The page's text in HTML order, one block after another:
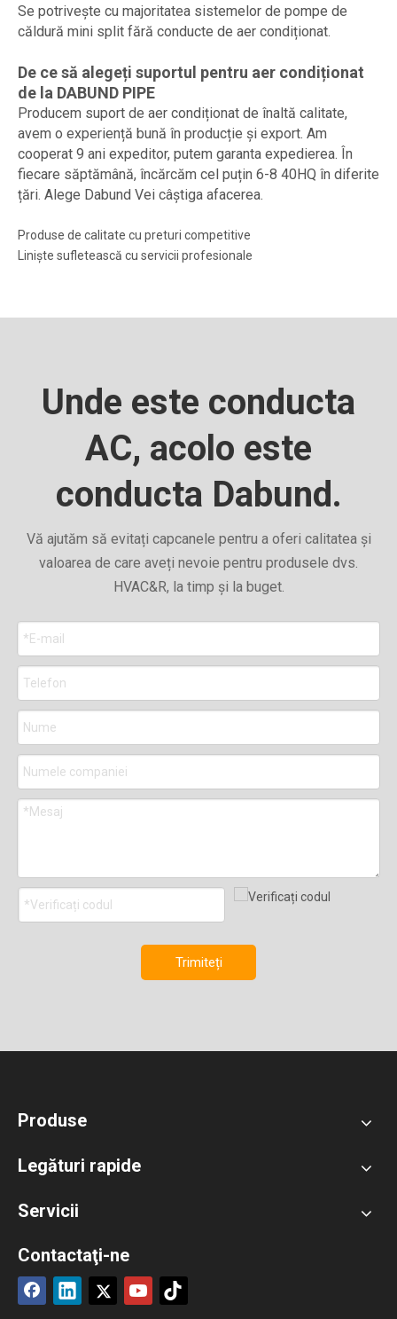
Se potrivește cu majoritatea sistemelor de pompe de
căldură mini split fără conducte de aer condiționat.
De ce să alegeți suportul pentru aer condiționat
de la DABUND PIPE
Producem suport de aer condiționat de înaltă calitate,
avem o experiență bună în producție și export. Am
cooperat 9 ani expeditor, putem garanta expedierea. În
fiecare săptămână, încărcăm cel puțin 6-8 40HQ în diferite
țări. Alege Dabund Vei câștiga afacerea.
Produse de calitate cu preturi competitive
Liniște sufletească cu servicii profesionale
Unde este conducta
AC, acolo este
conducta Dabund.
Vă ajutăm să evitați capcanele pentru a oferi calitatea și
valoarea de care aveți nevoie pentru produsele dvs.
HVAC&R, la timp și la buget.
Trimiteți
Produse
Legături rapide
Servicii
Contactaţi-ne